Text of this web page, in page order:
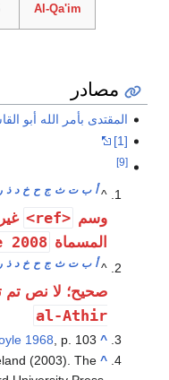
Al-Qa'im
مصادر
المقتدى بأمر الله أبو
[1]
[9]
^أ ب ت ث ج ح خ د ذ ر
وسم <ref>
المسماة 2008
^أ ب ت ث ج ح خ د ذ ر
صحيح؛ لا نص تم
al-Athir
^
1968 , p. 103.
^
(2003). The